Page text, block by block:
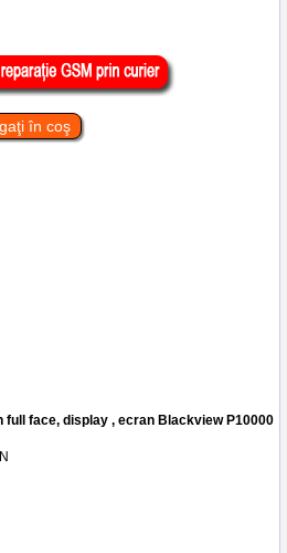
în coş
full face, display , ecran Blackview P10000